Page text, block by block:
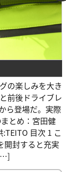
の楽しみを大き
前後ドライブレ
ら登場だ。実際
とめ：宮田健
目次 1 こ
開封すると充実